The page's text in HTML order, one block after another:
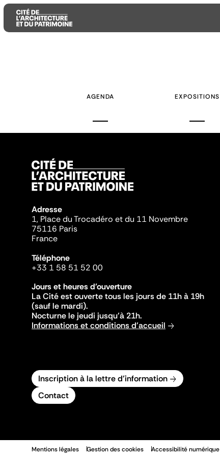
AGENDA EXPOSITIONS
Adresse
1, Place du Trocadéro et du 11 Novembre
75116 Paris
France
Téléphone
+33 1 58 51 52 00
Jours et heures d'ouverture
La Cité est ouverte tous les jours de 11h à 19h
(sauf le mardi).
Nocturne le jeudi jusqu'à 21h.
Informations et conditions d'accueil
Inscription à la lettre d'information
Contact
Mentions légales Gestion des cookies Accessibilité numérique